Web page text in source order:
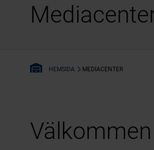
HEMSIDA MEDIACENTER